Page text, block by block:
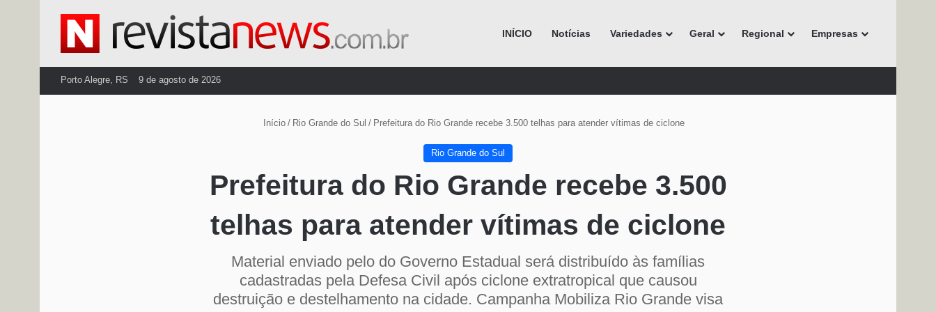
INÍCIO Notícias Variedades Geral Regional Empresas
Porto Alegre, RS 9 de agosto de 2026
Início / Rio Grande do Sul / Prefeitura do Rio Grande recebe 3.500 telhas para atender vítimas de ciclone
Rio Grande do Sul
Prefeitura do Rio Grande recebe 3.500
telhas para atender vítimas de ciclone
Material enviado pelo do Governo Estadual será distribuído às famílias
cadastradas pela Defesa Civil após ciclone extratropical que causou
destruição e destelhamento na cidade. Campanha Mobiliza Rio Grande visa